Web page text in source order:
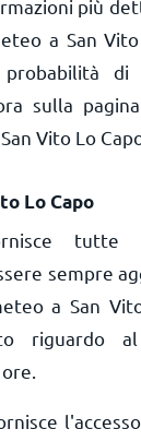
più
a San
di
sulla
Vito Lo
Lo Capo
tutte
sempre
a San
riguardo